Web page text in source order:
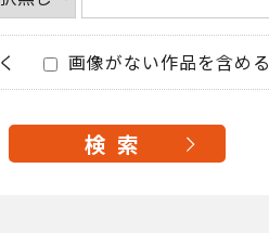
画像がない作品を含める